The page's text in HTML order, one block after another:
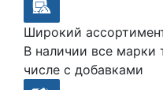
Широкий
В наличии все марки
числе с добавками